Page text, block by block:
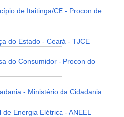
de Itaitinga/CE - Procon de
do Estado - Ceará - TJCE
do Consumidor - Procon do
- Ministério da Cidadania
de Energia Elétrica - ANEEL